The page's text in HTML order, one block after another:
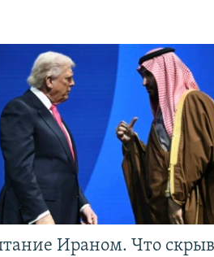
Ираном. Что